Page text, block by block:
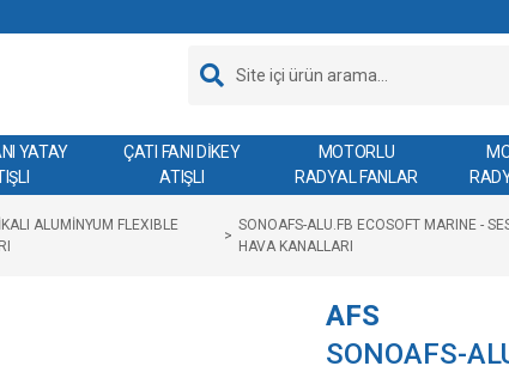
YATAY
ÇATI FANI DİKEY
ATIŞLI
MOTORLU
RADYAL FANLAR
ALUMİNYUM FLEXIBLE
SONOAFS-ALU.FB ECOSOFT MARINE -
HAVA KANALLARI
AFS
SONOAFS-